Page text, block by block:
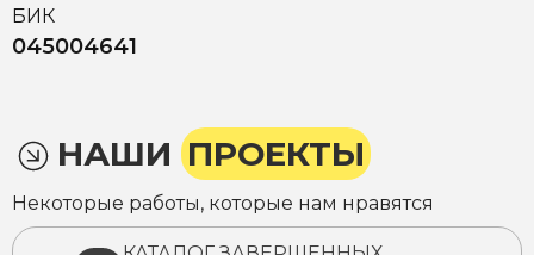
БИК
045004641
НАШИ ПРОЕКТЫ
Некоторые работы, которые нам нравятся